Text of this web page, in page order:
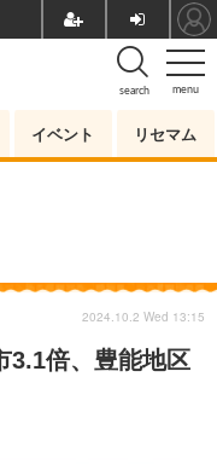
menu
search
イベント リセマム
3.1倍、豊能地区
2024.10.2 Wed 13:15